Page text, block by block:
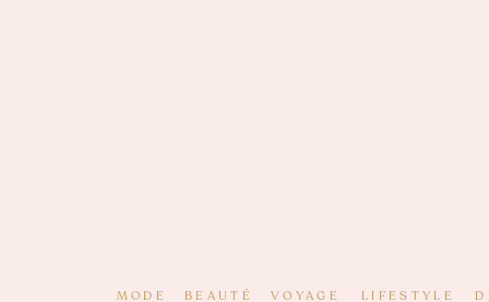
LIFESTYLE
VOYAGE
BEAUTÉ
MODE